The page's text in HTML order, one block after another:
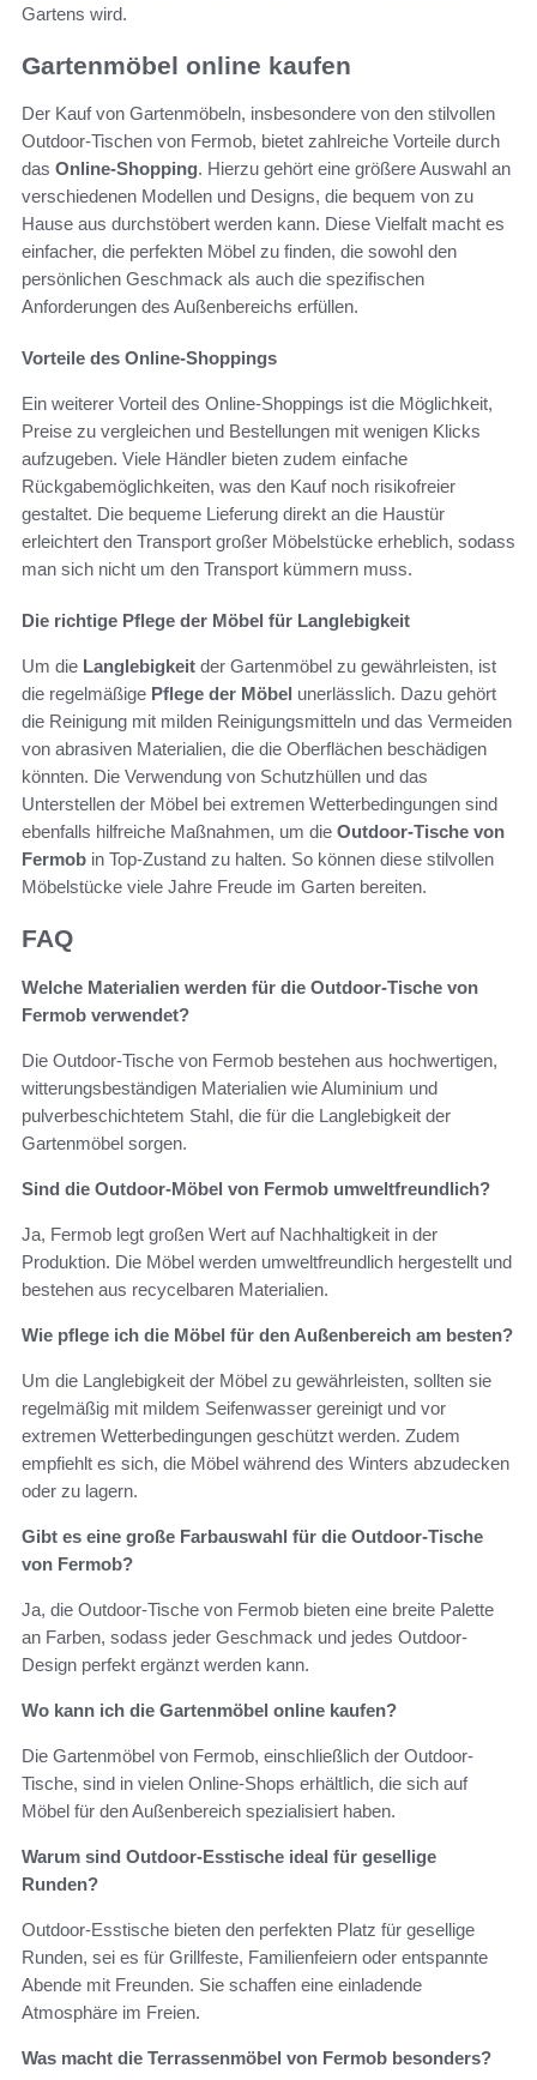
Gartens wird.
Gartenmöbel online kaufen
Der Kauf von Gartenmöbeln, insbesondere von den stilvollen
Outdoor-Tischen von Fermob, bietet zahlreiche Vorteile durch
das Online-Shopping. Hierzu gehört eine größere Auswahl an
verschiedenen Modellen und Designs, die bequem von zu
Hause aus durchstöbert werden kann. Diese Vielfalt macht es
einfacher, die perfekten Möbel zu finden, die sowohl den
persönlichen Geschmack als auch die spezifischen
Anforderungen des Außenbereichs erfüllen.
Vorteile des Online-Shoppings
Ein weiterer Vorteil des Online-Shoppings ist die Möglichkeit,
Preise zu vergleichen und Bestellungen mit wenigen Klicks
aufzugeben. Viele Händler bieten zudem einfache
Rückgabemöglichkeiten, was den Kauf noch risikofreier
gestaltet. Die bequeme Lieferung direkt an die Haustür
erleichtert den Transport großer Möbelstücke erheblich, sodass
man sich nicht um den Transport kümmern muss.
Die richtige Pflege der Möbel für Langlebigkeit
Um die Langlebigkeit der Gartenmöbel zu gewährleisten, ist
die regelmäßige Pflege der Möbel unerlässlich. Dazu gehört
die Reinigung mit milden Reinigungsmitteln und das Vermeiden
von abrasiven Materialien, die die Oberflächen beschädigen
könnten. Die Verwendung von Schutzhüllen und das
Unterstellen der Möbel bei extremen Wetterbedingungen sind
ebenfalls hilfreiche Maßnahmen, um die Outdoor-Tische von
Fermob in Top-Zustand zu halten. So können diese stilvollen
Möbelstücke viele Jahre Freude im Garten bereiten.
FAQ
Welche Materialien werden für die Outdoor-Tische von
Fermob verwendet?
Die Outdoor-Tische von Fermob bestehen aus hochwertigen,
witterungsbeständigen Materialien wie Aluminium und
pulverbeschichtetem Stahl, die für die Langlebigkeit der
Gartenmöbel sorgen.
Sind die Outdoor-Möbel von Fermob umweltfreundlich?
Ja, Fermob legt großen Wert auf Nachhaltigkeit in der
Produktion. Die Möbel werden umweltfreundlich hergestellt und
bestehen aus recycelbaren Materialien.
Wie pflege ich die Möbel für den Außenbereich am besten?
Um die Langlebigkeit der Möbel zu gewährleisten, sollten sie
regelmäßig mit mildem Seifenwasser gereinigt und vor
extremen Wetterbedingungen geschützt werden. Zudem
empfiehlt es sich, die Möbel während des Winters abzudecken
oder zu lagern.
Gibt es eine große Farbauswahl für die Outdoor-Tische
von Fermob?
Ja, die Outdoor-Tische von Fermob bieten eine breite Palette
an Farben, sodass jeder Geschmack und jedes Outdoor-
Design perfekt ergänzt werden kann.
Wo kann ich die Gartenmöbel online kaufen?
Die Gartenmöbel von Fermob, einschließlich der Outdoor-
Tische, sind in vielen Online-Shops erhältlich, die sich auf
Möbel für den Außenbereich spezialisiert haben.
Warum sind Outdoor-Esstische ideal für gesellige
Runden?
Outdoor-Esstische bieten den perfekten Platz für gesellige
Runden, sei es für Grillfeste, Familienfeiern oder entspannte
Abende mit Freunden. Sie schaffen eine einladende
Atmosphäre im Freien.
Was macht die Terrassenmöbel von Fermob besonders?